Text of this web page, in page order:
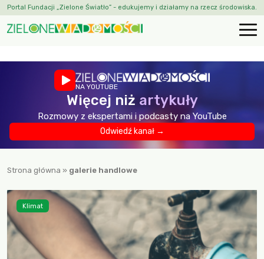
Portal Fundacji „Zielone Światło” - edukujemy i działamy na rzecz środowiska.
NA YOUTUBE
Więcej niż artykuły
Rozmowy z ekspertami i podcasty na YouTube
Odwiedź kanał →
Strona główna » galerie handlowe
Klimat